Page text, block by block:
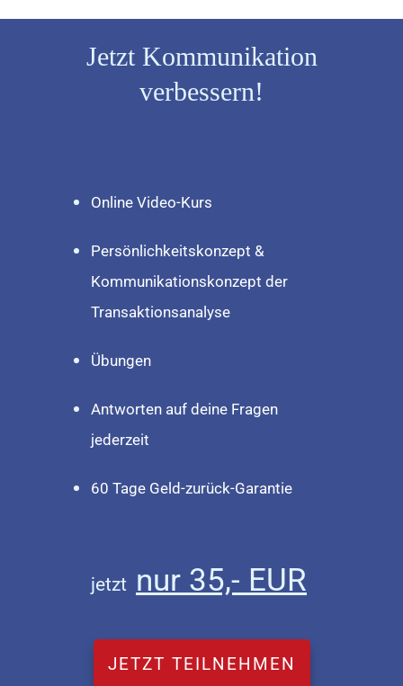
Jetzt Kommunikation
verbessern!
Online Video-Kurs
Persönlichkeitskonzept &
Kommunikationskonzept der
Transaktionsanalyse
Übungen
Antworten auf deine Fragen
jederzeit
60 Tage Geld-zurück-Garantie
jetzt nur 35,- EUR
JETZT TEILNEHMEN